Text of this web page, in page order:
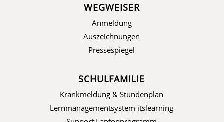
WEGWEISER
Anmeldung
Auszeichnungen
Pressespiegel
SCHULFAMILIE
Krankmeldung & Stundenplan
Lernmanagementsystem itslearning